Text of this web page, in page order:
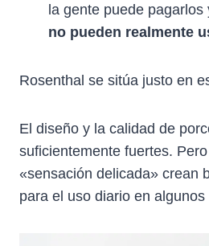
la gente puede
no pueden realmente
Rosenthal se sitúa justo en
El diseño y la calidad de
suficientemente fuertes.
«sensación delicada» crean
para el uso diario en algunos